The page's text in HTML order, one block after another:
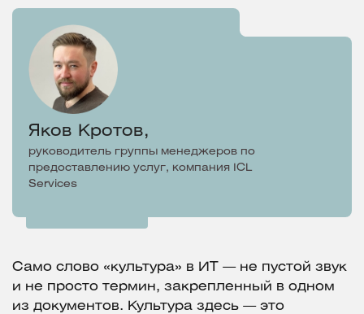
Яков Кротов,
руководитель группы менеджеров по
предоставлению услуг, компания ICL
Services
Само слово «культура» в ИТ — не пустой звук
и не просто термин, закрепленный в одном
из документов. Культура здесь — это